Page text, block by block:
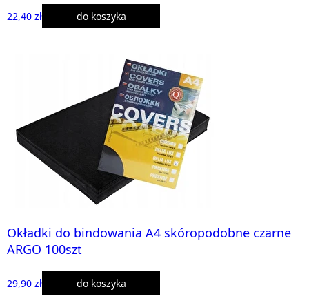
22,40 zł do koszyka
Okładki do bindowania A4 skóropodobne czarne
ARGO 100szt
29,90 zł do koszyka